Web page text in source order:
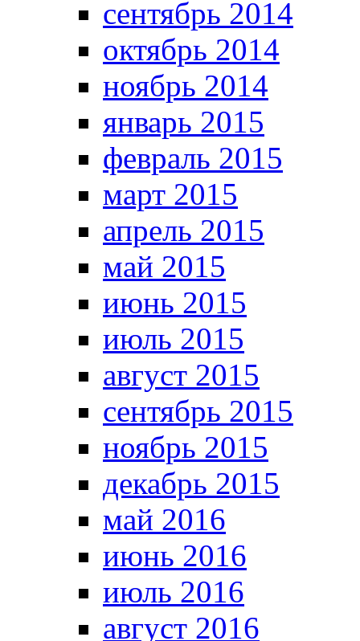
сентябрь 2014
октябрь 2014
ноябрь 2014
январь 2015
февраль 2015
март 2015
апрель 2015
май 2015
июнь 2015
июль 2015
август 2015
сентябрь 2015
ноябрь 2015
декабрь 2015
май 2016
июнь 2016
июль 2016
август 2016